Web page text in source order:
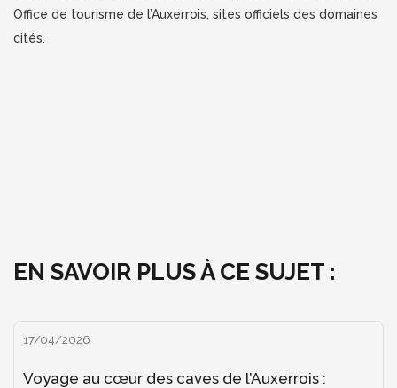
Office de tourisme de l’Auxerrois, sites officiels des domaines
cités.
EN SAVOIR PLUS À CE SUJET :
17/04/2026
Voyage au cœur des caves de l’Auxerrois :